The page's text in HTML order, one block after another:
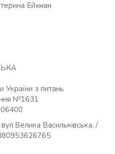
Ейхман
України з питань
№1631
06400
Васильківська, /